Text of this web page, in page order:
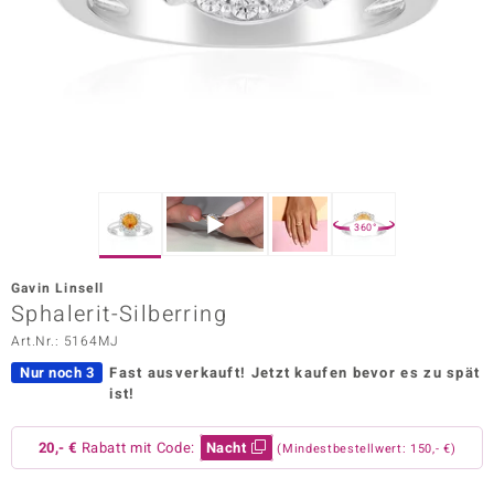
Vogue
Paraíso
360°
Gavin Linsell
Sphalerit-Silberring
Art.Nr.: 5164MJ
Nur noch 3 Fast ausverkauft! Jetzt kaufen bevor es zu spät
ist!
20,- € Rabatt mit Code: Nacht (Mindestbestellwert: 150,- €)